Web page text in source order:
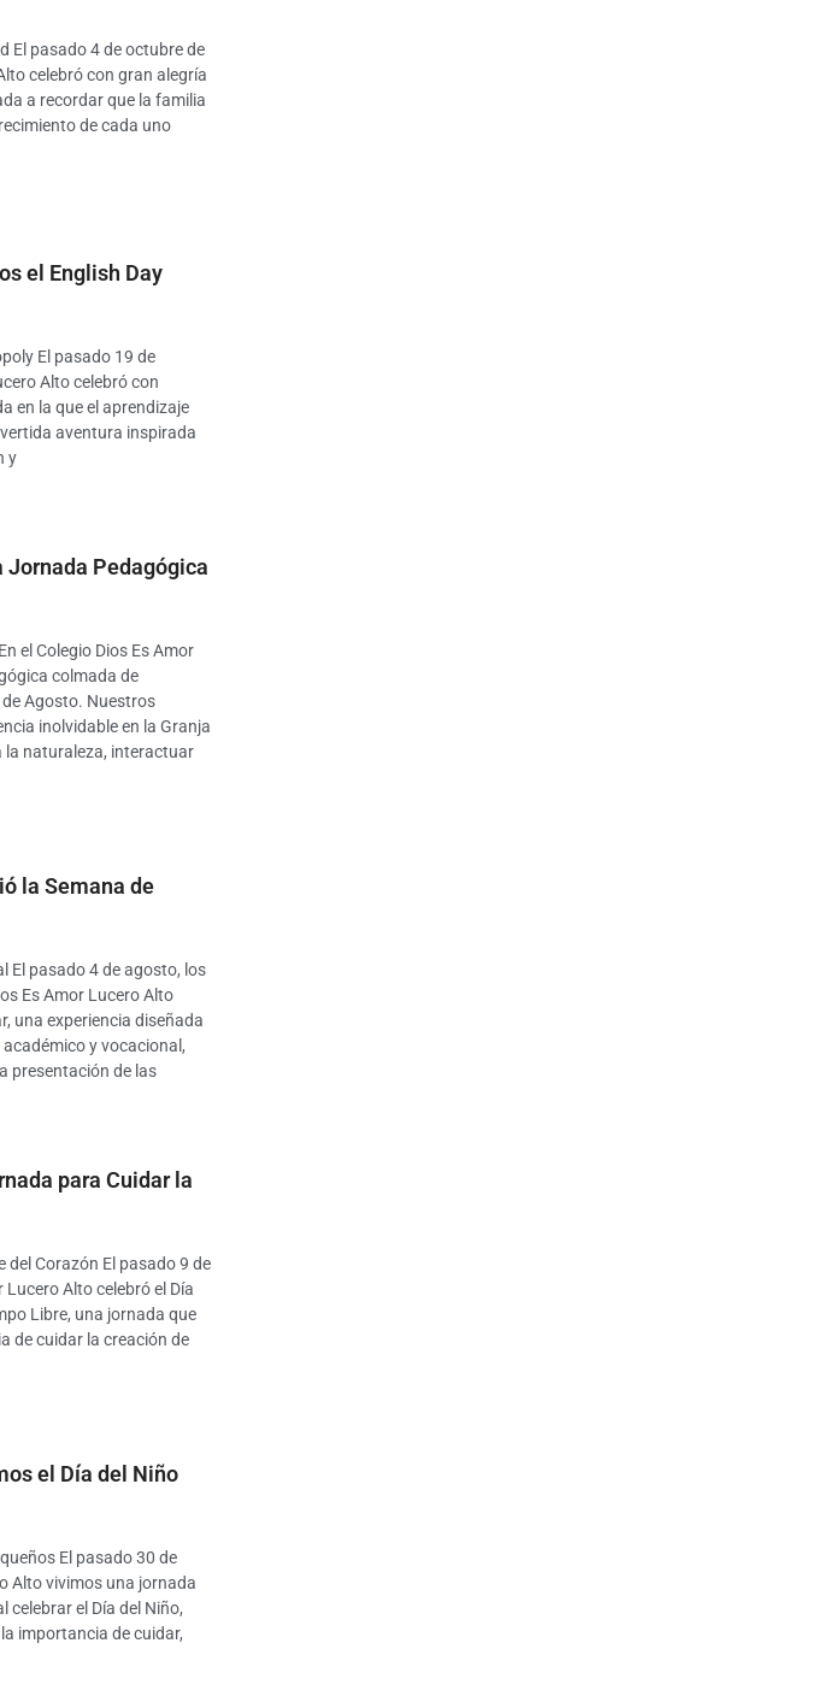
El pasado 4 de octubre de
celebró con gran alegría
a recordar que la familia
de cada uno
el English Day
El pasado 19 de
Alto celebró con
en la que el aprendizaje
aventura inspirada
y
Jornada Pedagógica
el Colegio Dios Es Amor
colmada de
Agosto. Nuestros
inolvidable en la Granja
la naturaleza, interactuar
la Semana de
El pasado 4 de agosto, los
Es Amor Lucero Alto
una experiencia diseñada
y vocacional,
presentación de las
para Cuidar la
del Corazón El pasado 9 de
Lucero Alto celebró el Día
Libre, una jornada que
de cuidar la creación de
el Día del Niño
El pasado 30 de
Alto vivimos una jornada
celebrar el Día del Niño,
importancia de cuidar,